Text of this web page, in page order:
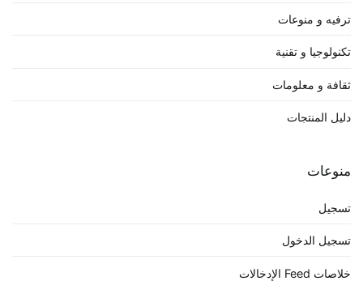
ترفيه و منوعات
تكنولوجيا و تقنية
ثقافة و معلومات
دليل المنتجات
منوعات
تسجيل
تسجيل الدخول
خلاصات Feed الإدخالات